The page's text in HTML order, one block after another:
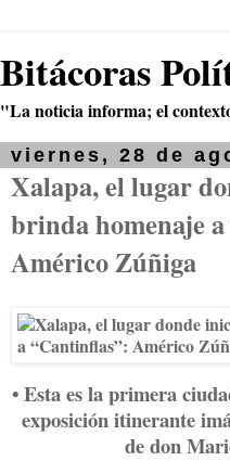
Bitácoras
"La noticia informa; el
viernes, 28 de
Xalapa, el lugar
brinda homenaje
Américo Zúñiga
• Esta es la primera
exposición itinerante
de don